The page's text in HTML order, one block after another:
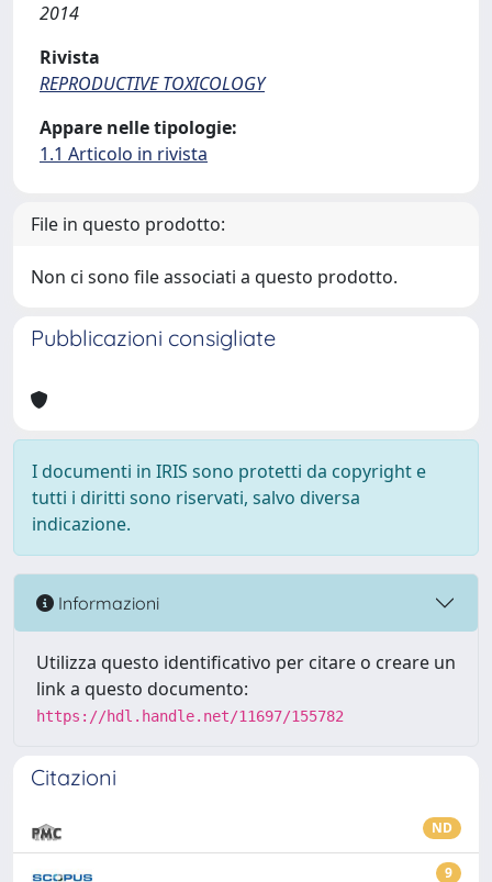
2014
Rivista
REPRODUCTIVE TOXICOLOGY
Appare nelle tipologie:
1.1 Articolo in rivista
File in questo prodotto:
Non ci sono file associati a questo prodotto.
Pubblicazioni consigliate
I documenti in IRIS sono protetti da copyright e
tutti i diritti sono riservati, salvo diversa
indicazione.
Informazioni
Utilizza questo identificativo per citare o creare un
link a questo documento:
https://hdl.handle.net/11697/155782
Citazioni
ND
9